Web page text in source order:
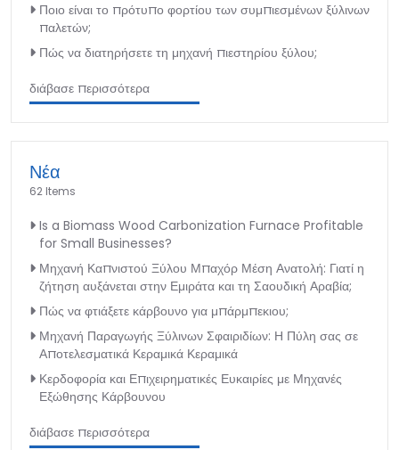
Ποιο είναι το πρότυπο φορτίου των συμπιεσμένων ξύλινων
παλετών;
Πώς να διατηρήσετε τη μηχανή πιεστηρίου ξύλου;
διάβασε περισσότερα
Νέα
62 Items
Is a Biomass Wood Carbonization Furnace Profitable
for Small Businesses?
Μηχανή Καπνιστού Ξύλου Μπαχόρ Μέση Ανατολή: Γιατί η
ζήτηση αυξάνεται στην Εμιράτα και τη Σαουδική Αραβία;
Πώς να φτιάξετε κάρβουνο για μπάρμπεκιου;
Μηχανή Παραγωγής Ξύλινων Σφαιριδίων: Η Πύλη σας σε
Αποτελεσματικά Κεραμικά Κεραμικά
Κερδοφορία και Επιχειρηματικές Ευκαιρίες με Μηχανές
Εξώθησης Κάρβουνου
διάβασε περισσότερα